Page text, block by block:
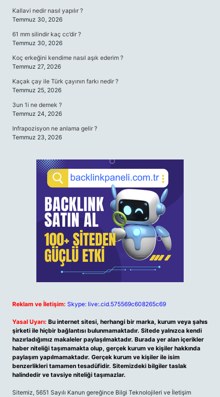
Kallavi nedir nasıl yapılır ?
Temmuz 30, 2026
61 mm silindir kaç cc’dir ?
Temmuz 30, 2026
Koç erkeğini kendime nasıl aşık ederim ?
Temmuz 27, 2026
Kaçak çay ile Türk çayının farkı nedir ?
Temmuz 25, 2026
3un 1i ne demek ?
Temmuz 24, 2026
Infrapozisyon ne anlama gelir ?
Temmuz 23, 2026
Reklam ve İletişim: Skype: live:.cid.575569c608265c69
Yasal Uyarı: Bu internet sitesi, herhangi bir marka, kurum veya şahıs
şirketi ile hiçbir bağlantısı bulunmamaktadır. Sitede yalnızca kendi
hazırladığımız makaleler paylaşılmaktadır. Burada yer alan içerikler
haber niteliği taşımamakta olup, gerçek kurum ve kişiler hakkında
paylaşım yapılmamaktadır. Gerçek kurum ve kişiler ile isim
benzerlikleri tamamen tesadüfidir. Sitemizdeki bilgiler taslak
halindedir ve tavsiye niteliği taşımazlar.
Sitemiz, 5651 Sayılı Kanun gereğince Bilgi Teknolojileri ve İletişim